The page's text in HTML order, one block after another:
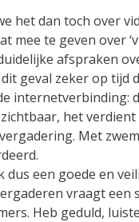
het dan toch over
mee te geven over
afspraken
geval zeker op tijd
internetverbinding:
het
Met
dus een goede en
vraagt een
Heb geduld,